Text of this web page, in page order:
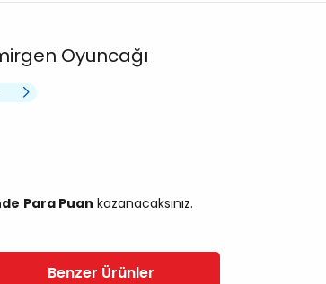
Oyuncağı
Para Puan kazanacaksınız.
Benzer Ürünler